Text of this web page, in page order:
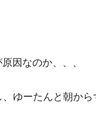
因なのか、、、
ゆーたんと朝か